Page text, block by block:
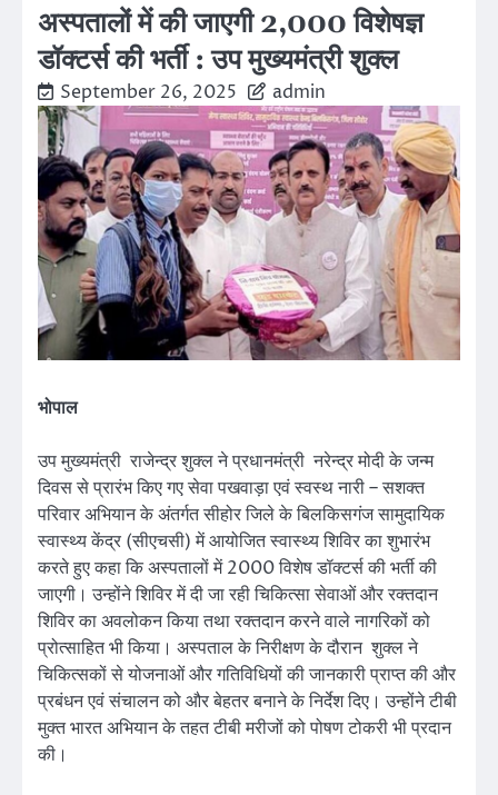
अस्पतालों में की जाएगी 2,000 विशेषज्ञ
डॉक्टर्स की भर्ती : उप मुख्यमंत्री शुक्ल
September 26, 2025 admin
भोपाल
उप मुख्यमंत्री राजेन्द्र शुक्ल ने प्रधानमंत्री नरेन्द्र मोदी के जन्म
दिवस से प्रारंभ किए गए सेवा पखवाड़ा एवं स्वस्थ नारी – सशक्त
परिवार अभियान के अंतर्गत सीहोर जिले के बिलकिसगंज सामुदायिक
स्वास्थ्य केंद्र (सीएचसी) में आयोजित स्वास्थ्य शिविर का शुभारंभ
करते हुए कहा कि अस्पतालों में 2000 विशेष डॉक्टर्स की भर्ती की
जाएगी। उन्होंने शिविर में दी जा रही चिकित्सा सेवाओं और रक्तदान
शिविर का अवलोकन किया तथा रक्तदान करने वाले नागरिकों को
प्रोत्साहित भी किया। अस्पताल के निरीक्षण के दौरान शुक्ल ने
चिकित्सकों से योजनाओं और गतिविधियों की जानकारी प्राप्त की और
प्रबंधन एवं संचालन को और बेहतर बनाने के निर्देश दिए। उन्होंने टीबी
मुक्त भारत अभियान के तहत टीबी मरीजों को पोषण टोकरी भी प्रदान
की।